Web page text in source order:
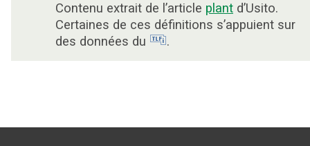
Contenu extrait de l’article plant d’Usito.
Certaines de ces définitions s’appuient sur
des données du
.